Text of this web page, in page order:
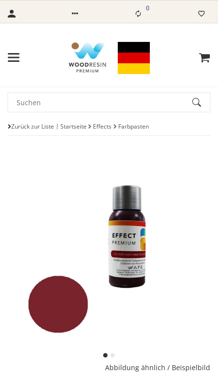
0
Zurück zur Liste Startseite Effects Farbpasten
Abbildung ähnlich / Beispielbild